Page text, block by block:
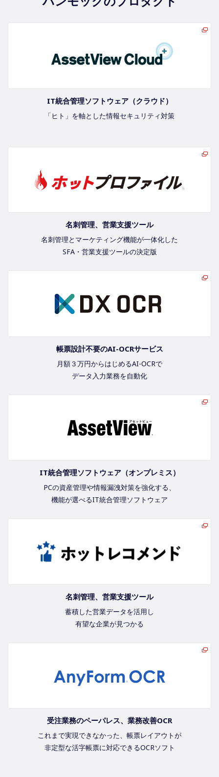
IT統合管理ソフトウェア（クラウド）
「ヒト」を軸とした情報セキュリティ対策
名刺管理、営業支援ツール
名刺管理とマーケティング機能が一体化した
SFA・営業支援ツールの決定版
帳票設計不要のAI-OCRサービス
月額３万円からはじめるAI-OCRで
データ入力業務を自動化
IT統合管理ソフトウェア（オンプレミス）
PCの資産管理や情報漏洩対策を強化する、
機能が選べるIT統合管理ソフトウェア
名刺管理、営業支援ツール
蓄積した営業データを活用し
有望な企業が見つかる
受注業務のペーパレス、業務改善OCR
これまで実現できなかった、帳票レイアウトが
非定型な活字帳票に対応できるOCRソフト